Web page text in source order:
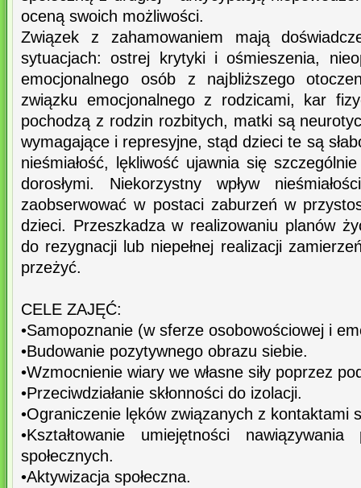
oceną swoich możliwości.
Związek z zahamowaniem mają
sytuacjach: ostrej krytyki i ośmieszenia,
emocjonalnego osób z najbliższego
związku emocjonalnego z rodzicami, kar
pochodzą z rodzin rozbitych, matki są
wymagające i represyjne, stąd dzieci te są
nieśmiałość, lękliwość ujawnia się
dorosłymi. Niekorzystny wpływ
zaobserwować w postaci zaburzeń w
dzieci. Przeszkadza w realizowaniu planów
do rezygnacji lub niepełnej realizacji
przeżyć.
CELE ZAJĘĆ:
•Samopoznanie (w sferze osobowościowej i
•Budowanie pozytywnego obrazu siebie.
•Wzmocnienie wiary we własne siły poprzez
•Przeciwdziałanie skłonności do izolacji.
•Ograniczenie lęków związanych z kontaktami
•Kształtowanie umiejętności nawiązywania
społecznych.
•Aktywizacja społeczna.